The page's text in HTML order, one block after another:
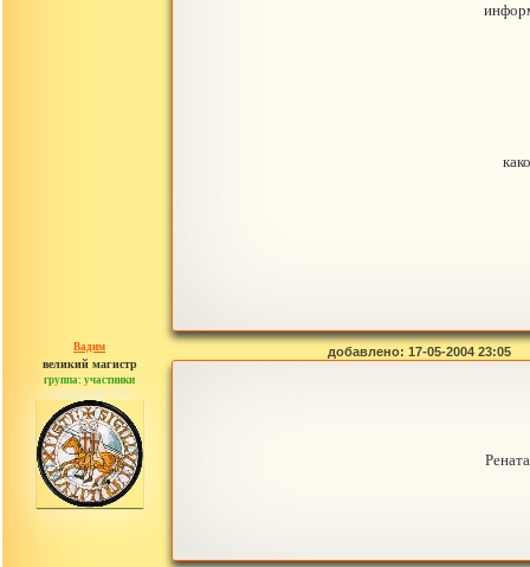
Вадим
великий магистр
группа: участники
сообщений: 766
добавлено: 17-05-2004 23:05